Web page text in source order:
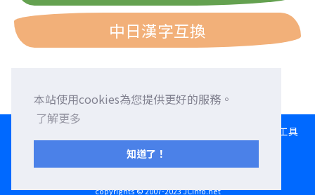
本站使用cookies為您提供更好的服務。
了解更多
知道了！
中日漢字互換
轉換工具
日文打字練習 西曆/和曆/民國曆對照表
copyrights © 2007-2023 JCinfo.net